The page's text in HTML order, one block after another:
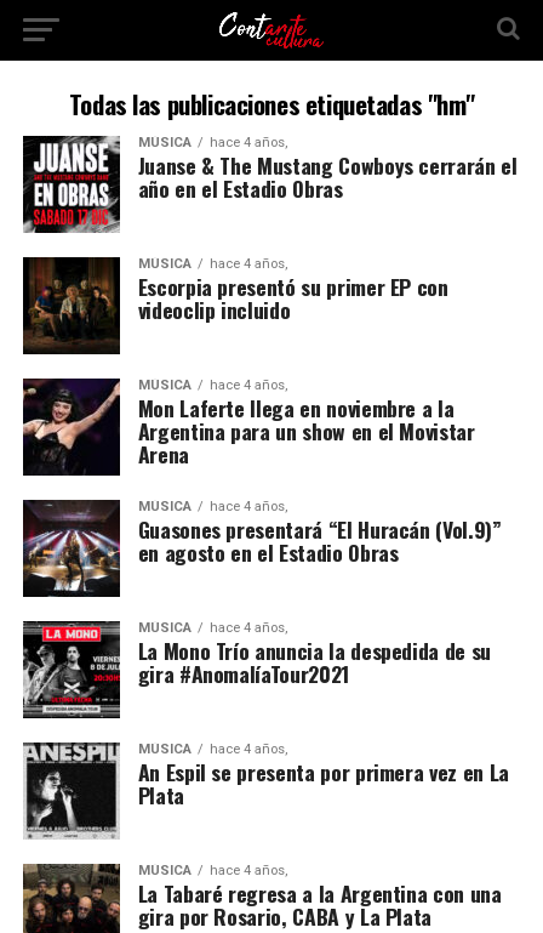
Todas las publicaciones etiquetadas "hm"
MÚSICA hace 4 años,
Juanse & The Mustang Cowboys cerrarán el
año en el Estadio Obras
MÚSICA hace 4 años,
Escorpia presentó su primer EP con
videoclip incluido
MÚSICA hace 4 años,
Mon Laferte llega en noviembre a la
Argentina para un show en el Movistar
Arena
MÚSICA hace 4 años,
Guasones presentará “El Huracán (Vol.9)”
en agosto en el Estadio Obras
MÚSICA hace 4 años,
La Mono Trío anuncia la despedida de su
gira #AnomalíaTour2021
MÚSICA hace 4 años,
An Espil se presenta por primera vez en La
Plata
MÚSICA hace 4 años,
La Tabaré regresa a la Argentina con una
gira por Rosario, CABA y La Plata